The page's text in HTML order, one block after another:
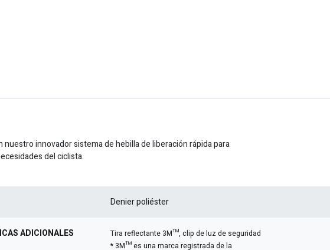
innovador sistema de hebilla de liberación rápida para
del ciclista.
Denier poliéster
ADICIONALES
Tira reflectante 3M™, clip de luz de seguridad
* 3M™ es una marca registrada de la